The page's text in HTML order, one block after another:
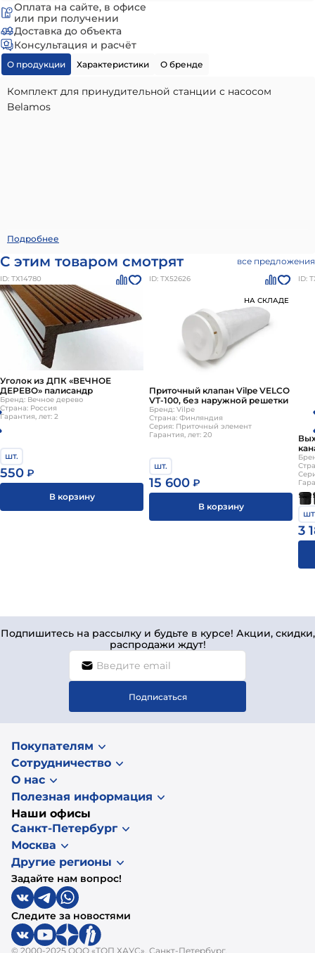
Оплата на сайте, в офисе
или при получении
Доставка до объекта
Консультация и расчёт
О продукции Характеристики О бренде
Комплект для принудительной станции с насосом
Belamos
Комплект для принудительной станции, насос belamos
для использования в частном малоэтажном
строительстве. Наши материалы бренда
BioPURIT
отличаются долговечностью, надежностью и
соответствием всем современным стандартам качества.
Преимущества: высокое качество от проверенного
производителя, соответствие стандартам и нормам,
долговечность и устойчивость к внешним воздействиям,
легкость в использовании и монтаже.
принудительной станции, насос belamosможно
приобрести в
Санкт-Петербургестоимостьпо запросу
Вы можете заказать товар на сайте или по номеру
Подробнее
С этим товаром смотрят все предложения
ID: ТХ14780
Уголок из ДПК «ВЕЧНОЕ
ДЕРЕВО» палисандр
Бренд: Вечное дерево
Страна: Россия
Гарантия, лет: 2
шт.
550 ₽
В корзину
ID: ТХ52626
НА СКЛАДЕ
Приточный клапан Vilpe VELCO
VT-100, без наружной решетки
Бренд: Vilpe
Страна: Финляндия
Серия: Приточный элемент
Гарантия, лет: 20
шт.
15 600 ₽
В корзину
ID:
шт
3
Подпишитесь на рассылку и будьте в курсе! Акции, скидки,
распродажи ждут!
Подписаться
Покупателям
Сотрудничество
О нас
Полезная информация
Наши офисы
Санкт-Петербург
Москва
Другие регионы
Задайте нам вопрос!
Следите за новостями
© 2000-2025 ООО «ТОП ХАУС», Санкт-Петербург.